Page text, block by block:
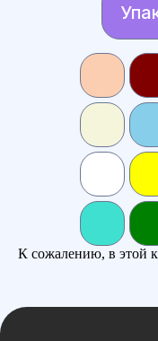
К сожалению, в этой